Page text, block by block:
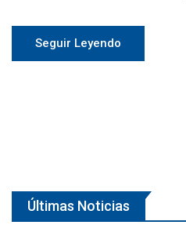
Seguir Leyendo
Últimas Noticias